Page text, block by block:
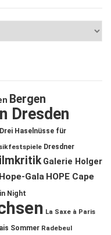
Bergen
Dresden
Drei Haselnüsse für
Dresdner
Galerie Holger
Hope-Gala HOPE Cape
Night
La Saxe à Paris
Sommer Radebeul